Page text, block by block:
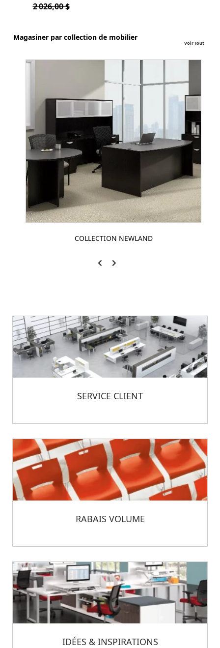
2 026,00 $
Magasiner par collection de mobilier
Voir Tout
COLLECTION NEWLAND
SERVICE CLIENT
RABAIS VOLUME
IDÉES & INSPIRATIONS